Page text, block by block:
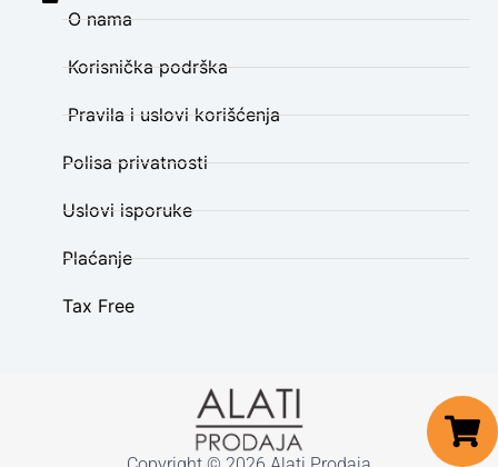
O nama
Korisnička podrška
Pravila i uslovi korišćenja
Polisa privatnosti
Uslovi isporuke
Plaćanje
Tax Free